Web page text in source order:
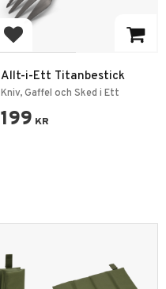
Lägg till i favoriter
Allt-i-Ett Titanbestick
Kniv, Gaffel och Sked i Ett
199 KR